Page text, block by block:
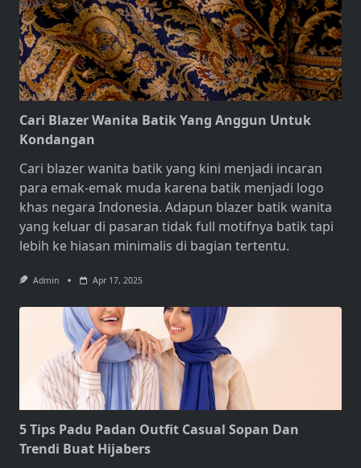
Cari Blazer Wanita Batik Yang Anggun Untuk
Kondangan
Cari blazer wanita batik yang kini menjadi incaran
para emak-emak muda karena batik menjadi logo
khas negara Indonesia. Adapun blazer batik wanita
yang keluar di pasaran tidak full motifnya batik tapi
lebih ke hiasan minimalis di bagian tertentu.
Admin Apr 17, 2025
5 Tips Padu Padan Outfit Casual Sopan Dan
Trendi Buat Hijabers